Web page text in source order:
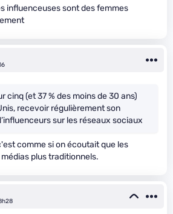
influenceuses sont des femmes
cinq (et 37 % des moins de 30 ans)
recevoir régulièrement son
sur les réseaux sociaux
comme si on écoutait que les
plus traditionnels.